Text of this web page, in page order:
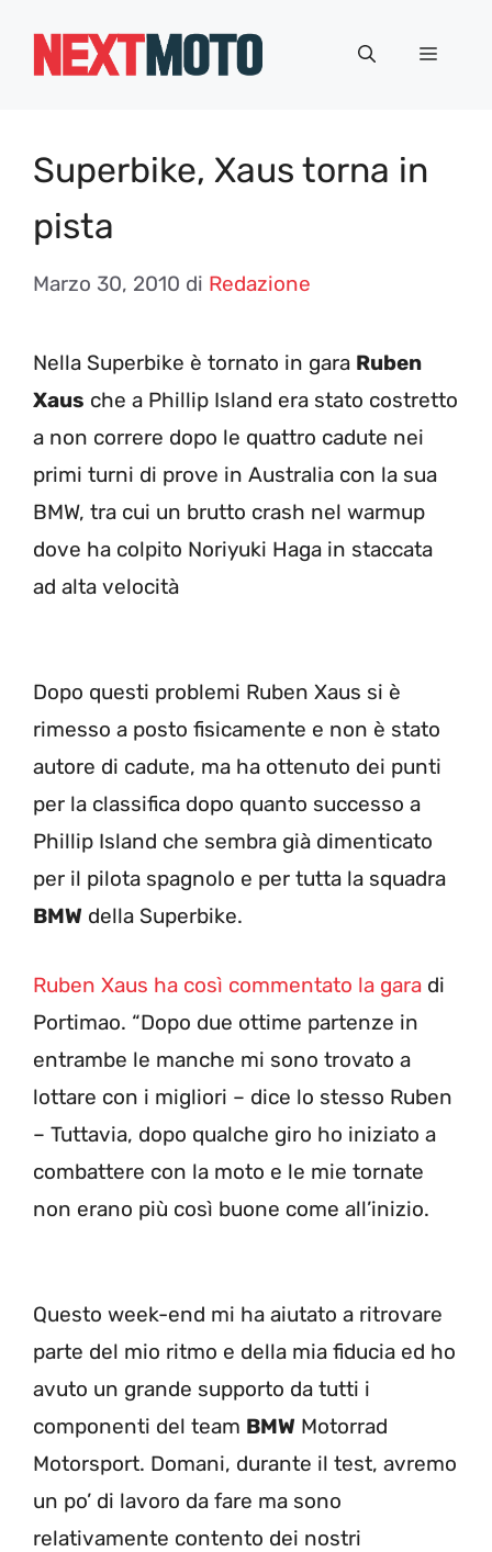
Menu
Superbike, Xaus torna in
pista
Marzo 30, 2010 di Redazione
Nella Superbike è tornato in gara Ruben
Xaus che a Phillip Island era stato costretto
a non correre dopo le quattro cadute nei
primi turni di prove in Australia con la sua
BMW, tra cui un brutto crash nel warmup
dove ha colpito Noriyuki Haga in staccata
ad alta velocità
Dopo questi problemi Ruben Xaus si è
rimesso a posto fisicamente e non è stato
autore di cadute, ma ha ottenuto dei punti
per la classifica dopo quanto successo a
Phillip Island che sembra già dimenticato
per il pilota spagnolo e per tutta la squadra
BMW della Superbike.
Ruben Xaus ha così commentato la gara di
Portimao. “Dopo due ottime partenze in
entrambe le manche mi sono trovato a
lottare con i migliori – dice lo stesso Ruben
– Tuttavia, dopo qualche giro ho iniziato a
combattere con la moto e le mie tornate
non erano più così buone come all’inizio.
Questo week-end mi ha aiutato a ritrovare
parte del mio ritmo e della mia fiducia ed ho
avuto un grande supporto da tutti i
componenti del team BMW Motorrad
Motorsport. Domani, durante il test, avremo
un po’ di lavoro da fare ma sono
relativamente contento dei nostri